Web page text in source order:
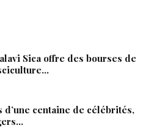
Sica offre des bourses de
d’une centaine de célébrités,